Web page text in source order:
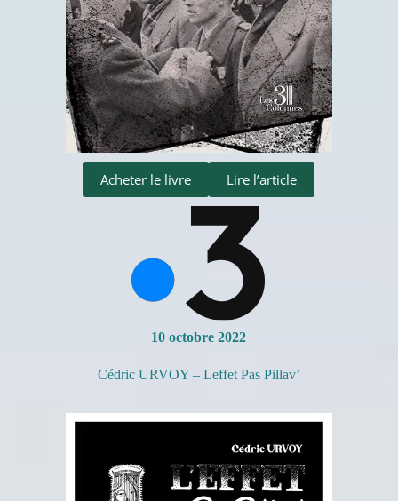
Acheter le livre Lire l’article
10 octobre 2022
Cédric URVOY – Leffet Pas Pillav’